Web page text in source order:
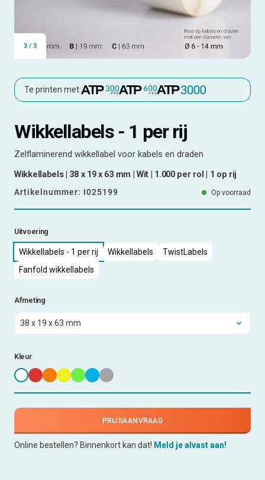
3 / 3
Te printen met:
Wikkellabels - 1 per rij
Zelflaminerend wikkellabel voor kabels en draden
Wikkellabels | 38 x 19 x 63 mm | Wit | 1.000 per rol | 1 op rij
Artikelnummer: I025199 Op voorraad
Uitvoering
Wikkellabels - 1 per rij Wikkellabels
TwistLabels
Fanfold wikkellabels
Afmeting
Kleur
PRIJSAANVRAAG
Online bestellen? Binnenkort kan dat! Meld je alvast aan!